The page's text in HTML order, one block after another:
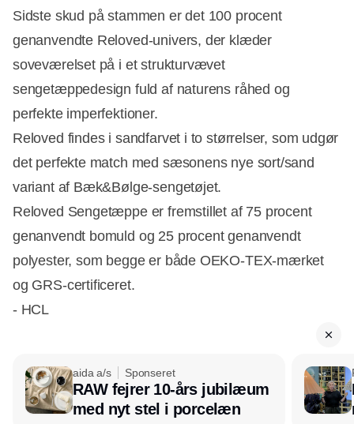
Sidste skud på stammen er det 100 procent
genanvendte Reloved-univers, der klæder
soveværelset på i et strukturvævet
sengetæppedesign fuld af naturens råhed og
perfekte imperfektioner.
Reloved findes i sandfarvet i to størrelser, som udgør
det perfekte match med sæsonens nye sort/sand
variant af Bæk&Bølge-sengetøjet.
Reloved Sengetæppe er fremstillet af 75 procent
genanvendt bomuld og 25 procent genanvendt
polyester, som begge er både OEKO-TEX-mærket
og GRS-certificeret.
- HCL
aida a/s Sponseret
RAW fejrer 10-års jubilæum
med nyt stel i porcelæn